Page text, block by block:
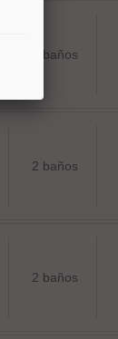
3 baños
2 baños
2 baños